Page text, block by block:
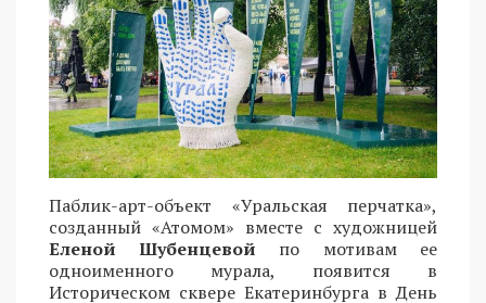
Паблик-арт-объект «Уральская перчатка»,
созданный «Атомом» вместе с художницей
Еленой Шубенцевой по мотивам ее
одноименного мурала, появится в
Историческом сквере Екатеринбурга в День